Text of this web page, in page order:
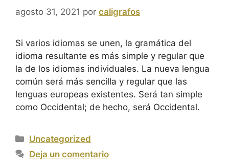
agosto 31, 2021 por caligrafos
Si varios idiomas se unen, la gramática del
idioma resultante es más simple y regular que
la de los idiomas individuales. La nueva lengua
común será más sencilla y regular que las
lenguas europeas existentes. Será tan simple
como Occidental; de hecho, será Occidental.
Uncategorized
Deja un comentario